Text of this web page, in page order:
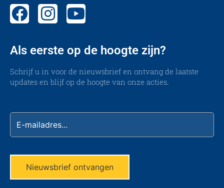
Als eerste op de hoogte zijn?
Schrijf u in voor de nieuwsbrief en ontvang de laatste
updates en blijf op de hoogte van onze acties.